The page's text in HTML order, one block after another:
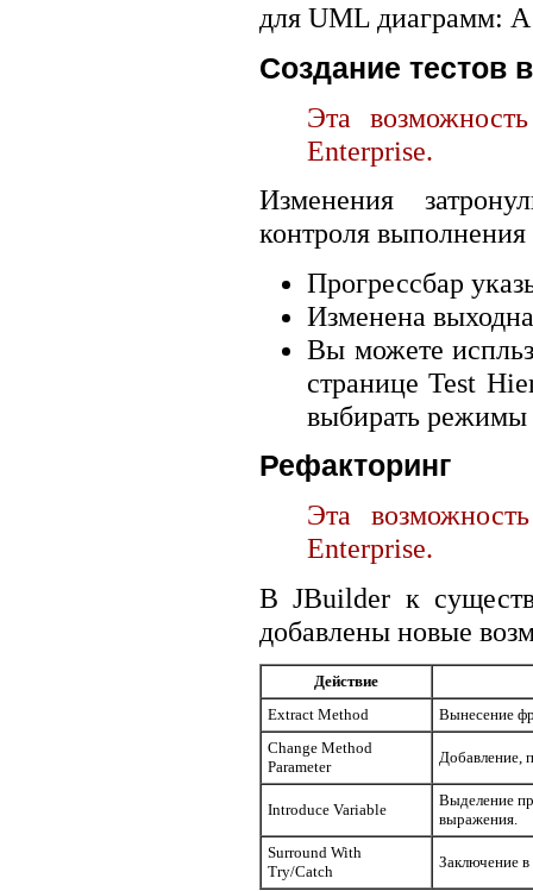
для UML диаграмм:
Создание тестов
Эта
Enterprise.
Изменения
контроля выполнения
Прогрессбар
Изменена
Вы можете
странице Test
выбирать режимы
Рефакторинг
Эта
Enterprise.
В JBuilder к
добавлены новые
Действие
Extract Method
Вынесение
Change Method
Parameter
Добавление,
Introduce Variable
Выделение
выражения.
Surround With
Try/Catch
Заключение